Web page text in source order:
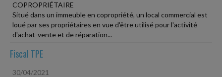
COPROPRIÉTAIRE
Situé dans un immeuble en copropriété, un local commercial est
loué par ses propriétaires en vue d'être utilisé pour l'activité
d'achat-vente et de réparation...
Fiscal TPE
30/04/2021